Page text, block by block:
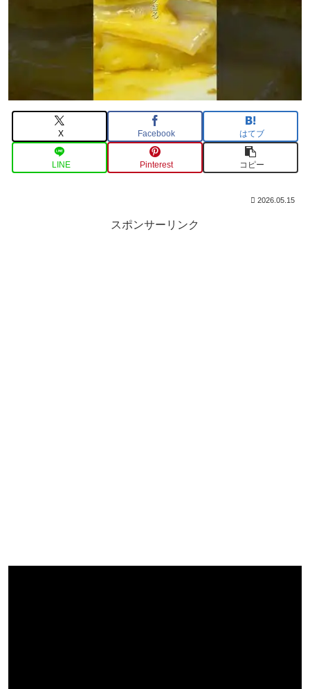
X Facebook はてブ
LINE Pinterest コピー
2026.05.15
スポンサーリンク